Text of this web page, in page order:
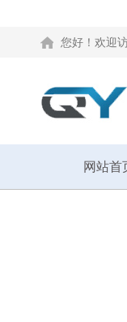
您好！欢迎
网站首